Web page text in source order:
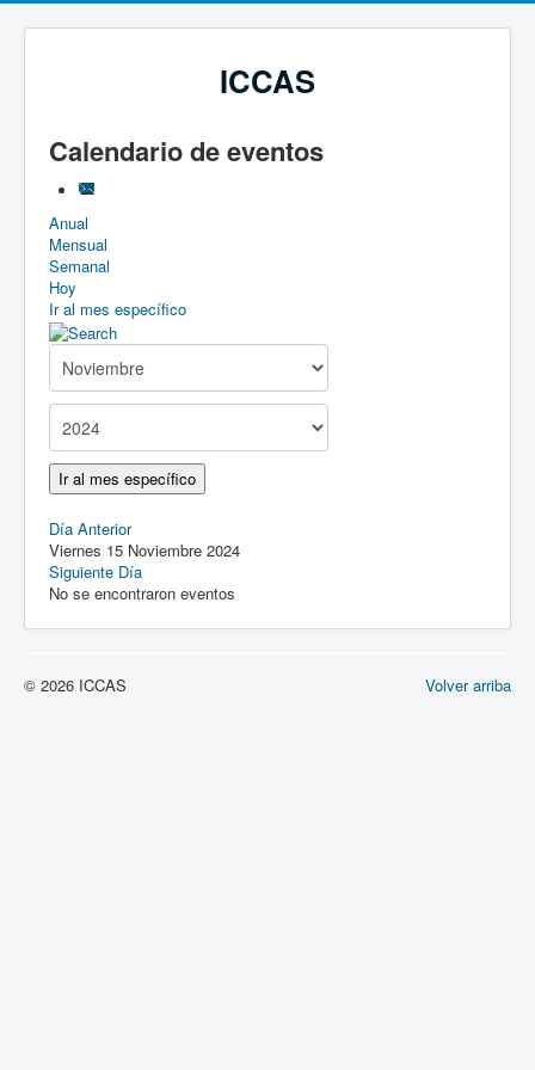
ICCAS
Calendario de eventos
Anual
Mensual
Semanal
Hoy
Ir al mes específico
Ir al mes específico
Día Anterior
Viernes 15 Noviembre 2024
Siguiente Día
No se encontraron eventos
Volver arriba
© 2026 ICCAS